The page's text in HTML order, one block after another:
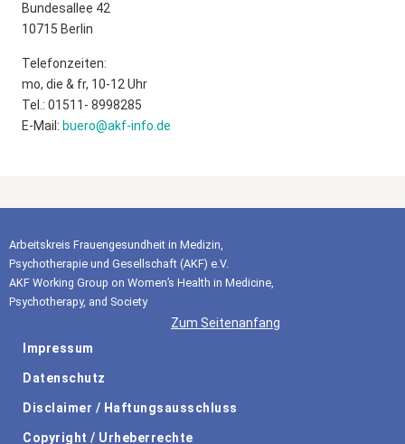
Bundesallee 42
10715 Berlin
Telefonzeiten:
mo, die & fr, 10-12 Uhr
Tel.: 01511- 8998285
E-Mail: buero@akf-info.de
Arbeitskreis Frauengesundheit in Medizin,
Psychotherapie und Gesellschaft (AKF) e.V.
AKF Working Group on Women’s Health in Medicine,
Psychotherapy, and Society
Zum Seitenanfang
Impressum
Datenschutz
Disclaimer / Haftungsausschluss
Copyright / Urheberrechte